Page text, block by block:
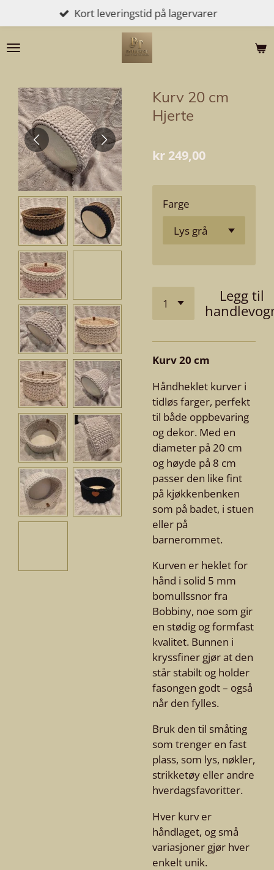
til
hovedinnhold
Kort leveringstid på lagervarer
Kurv 20 cm
Hjerte
kr 249,00
Farge
Legg til
Kurv 20 cm
Håndheklet kurver i
tidløs farger, perfekt
til både oppbevaring
og dekor. Med en
diameter på 20 cm
og høyde på 8 cm
passer den like fint
på kjøkkenbenken
som på badet, i stuen
eller på
barnerommet.
Kurven er heklet for
hånd i solid 5 mm
bomullssnor fra
Bobbiny, noe som gir
en stødig og formfast
kvalitet. Bunnen i
kryssfiner gjør at den
står stabilt og holder
fasongen godt – også
når den fylles.
Bruk den til småting
som trenger en fast
plass, som lys, nøkler,
strikketøy eller andre
hverdagsfavoritter.
Hver kurv er
håndlaget, og små
variasjoner gjør hver
enkelt unik.